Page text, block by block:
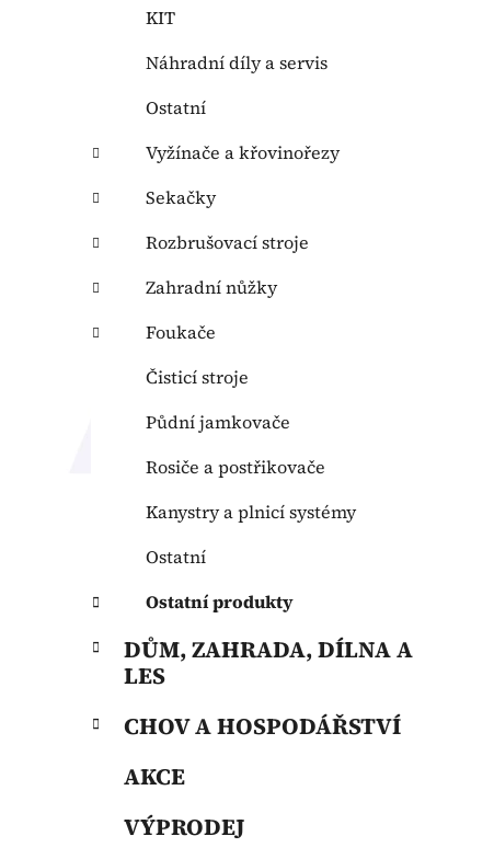
KIT
Náhradní díly a servis
Ostatní
Vyžínače a křovinořezy
Sekačky
Rozbrušovací stroje
Zahradní nůžky
Foukače
Čisticí stroje
Půdní jamkovače
Rosiče a postřikovače
Kanystry a plnicí systémy
Ostatní
Ostatní produkty
DŮM, ZAHRADA, DÍLNA A
LES
CHOV A HOSPODÁŘSTVÍ
AKCE
VÝPRODEJ